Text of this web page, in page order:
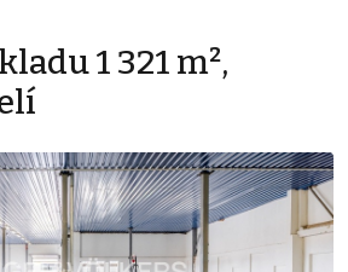
1 321 m²,